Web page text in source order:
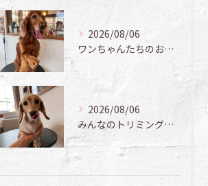
2026/08/06
ワンちゃんたちのお手入れ日記🐶✨
2026/08/06
みんなのトリミング日記🌟